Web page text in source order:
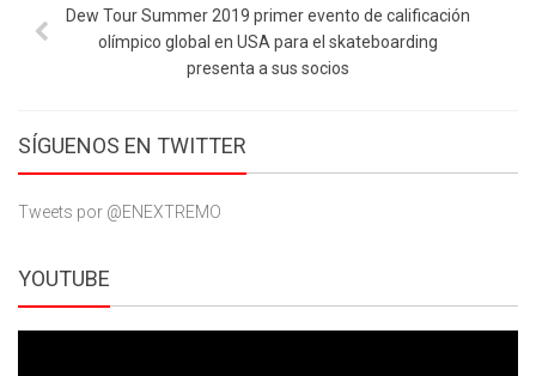
Dew Tour Summer 2019 primer evento de calificación
olímpico global en USA para el skateboarding
presenta a sus socios
SÍGUENOS EN TWITTER
Tweets por @ENEXTREMO
YOUTUBE